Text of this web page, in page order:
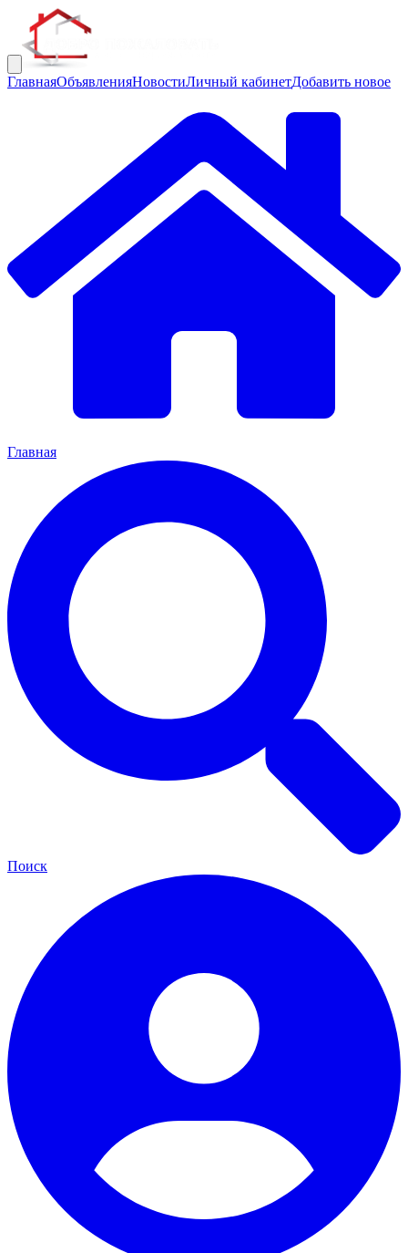
ГлавнаяОбъявленияНовостиЛичный кабинетДобавить новое
Главная
Поиск